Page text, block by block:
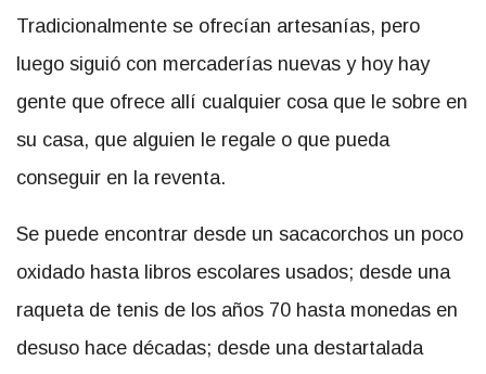
Tradicionalmente se ofrecían artesanías, pero
luego siguió con mercaderías nuevas y hoy hay
gente que ofrece allí cualquier cosa que le sobre en
su casa, que alguien le regale o que pueda
conseguir en la reventa.
Se puede encontrar desde un sacacorchos un poco
oxidado hasta libros escolares usados; desde una
raqueta de tenis de los años 70 hasta monedas en
desuso hace décadas; desde una destartalada